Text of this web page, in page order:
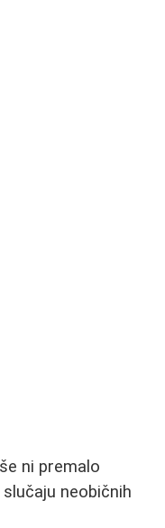
ni premalo
neobičnih